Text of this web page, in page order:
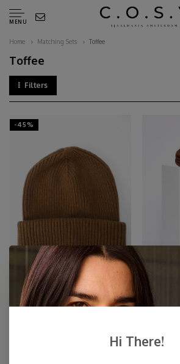
MENU
Home Matching Sets Toffee
Toffee
Filters
-45%
Cosy Beanie Toffee
€59,00 €32,45
Sjaal
€94,95
Hi There!